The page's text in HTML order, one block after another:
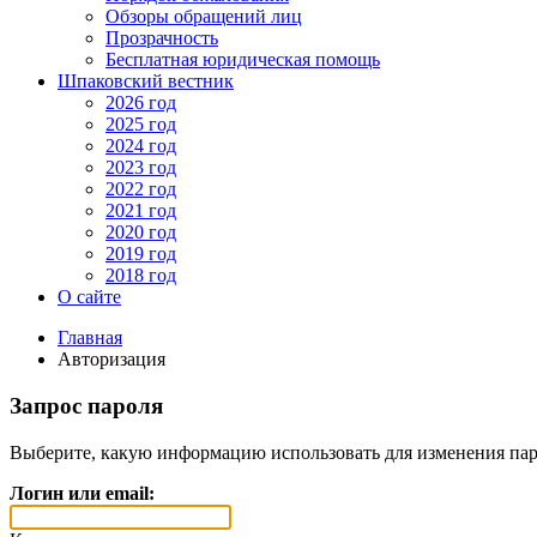
Обзоры обращений лиц
Прозрачность
Бесплатная юридическая помощь
Шпаковский вестник
2026 год
2025 год
2024 год
2023 год
2022 год
2021 год
2020 год
2019 год
2018 год
О сайте
Главная
Авторизация
Запрос пароля
Выберите, какую информацию использовать для изменения
Логин или email: